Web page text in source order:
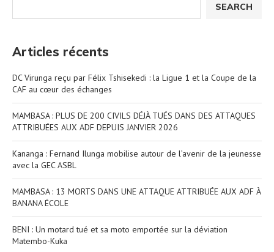
SEARCH
Articles récents
DC Virunga reçu par Félix Tshisekedi : la Ligue 1 et la Coupe de la
CAF au cœur des échanges
MAMBASA : PLUS DE 200 CIVILS DÉJÀ TUÉS DANS DES ATTAQUES
ATTRIBUÉES AUX ADF DEPUIS JANVIER 2026
Kananga : Fernand Ilunga mobilise autour de l’avenir de la jeunesse
avec la GEC ASBL
MAMBASA : 13 MORTS DANS UNE ATTAQUE ATTRIBUÉE AUX ADF À
BANANA ÉCOLE
BENI : Un motard tué et sa moto emportée sur la déviation
Matembo-Kuka